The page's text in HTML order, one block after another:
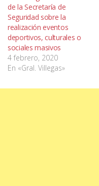
de la Secretaría de
Seguridad sobre la
realización eventos
deportivos, culturales o
sociales masivos
4 febrero, 2020
En «Gral. Villegas»